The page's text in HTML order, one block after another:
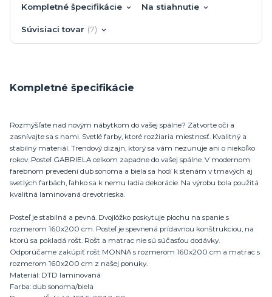
Kompletné špecifikácie Na stiahnutie
Súvisiaci tovar 7
Kompletné špecifikácie
Rozmýšľate nad novým nábytkom do vašej spálne? Zatvorte oči a
zasnívajte sa s nami. Svetlé farby, ktoré rozžiaria miestnosť. Kvalitný a
stabilný materiál. Trendový dizajn, ktorý sa vám nezunuje ani o niekoľko
rokov. Posteľ GABRIELA celkom zapadne do vašej spálne. V modernom
farebnom prevedení dub sonoma a biela sa hodí k stenám v tmavých aj
svetlých farbách, ľahko sa k nemu ladia dekorácie. Na výrobu bola použitá
kvalitná laminovaná drevotrieska.
Posteľ je stabilná a pevná. Dvojlôžko poskytuje plochu na spanie s
rozmerom 160x200 cm. Posteľ je spevnená prídavnou konštrukciou, na
ktorú sa pokladá rošt. Rošt a matrac nie sú súčasťou dodávky.
Odporúčame zakúpiť rošt MONNA s rozmerom 160x200 cm a matrac s
rozmerom 160x200 cm z našej ponuky.
Materiál: DTD laminovaná
Farba: dub sonoma/biela